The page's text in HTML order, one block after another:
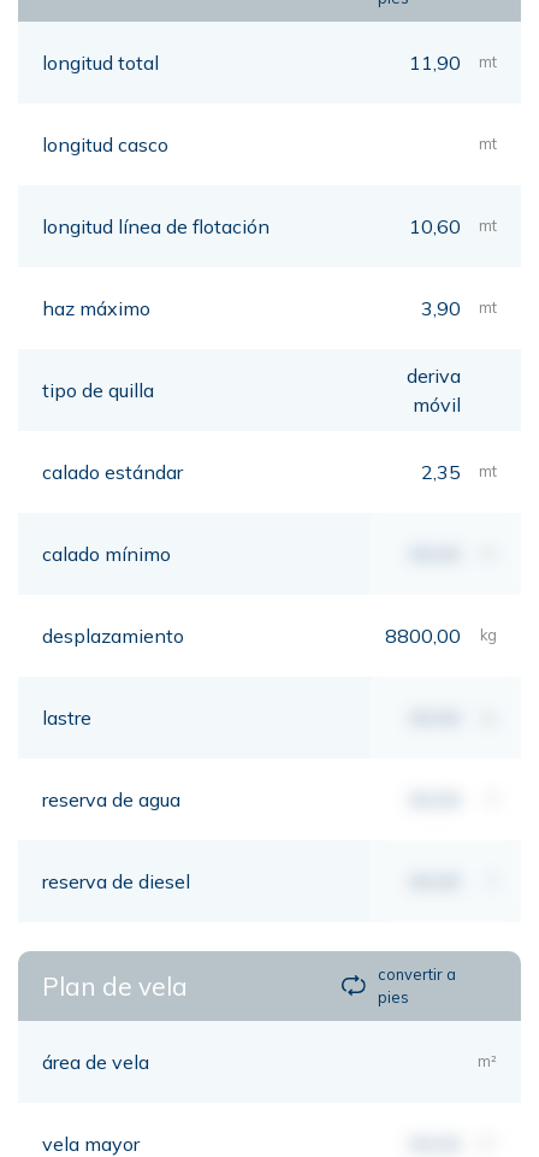
longitud total 11,90 mt
longitud casco mt
longitud línea de flotación 10,60 mt
haz máximo 3,90 mt
tipo de quilla
deriva
móvil
calado estándar 2,35 mt
calado mínimo
desplazamiento 8800,00 kg
lastre
reserva de agua
reserva de diesel
Plan de vela
convertir a
pies
área de vela m²
vela mayor